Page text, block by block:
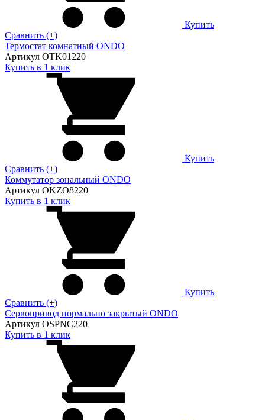
Купить
Сравнить (+)
Термостат комнатный ONDO
Артикул OTK01220
Купить в 1 клик
Купить
Сравнить (+)
Коммутатор зональный ONDO
Артикул OKZO8220
Купить в 1 клик
Купить
Сравнить (+)
Сервопривод нормально закрытый ONDO
Артикул OSPNC220
Купить в 1 клик